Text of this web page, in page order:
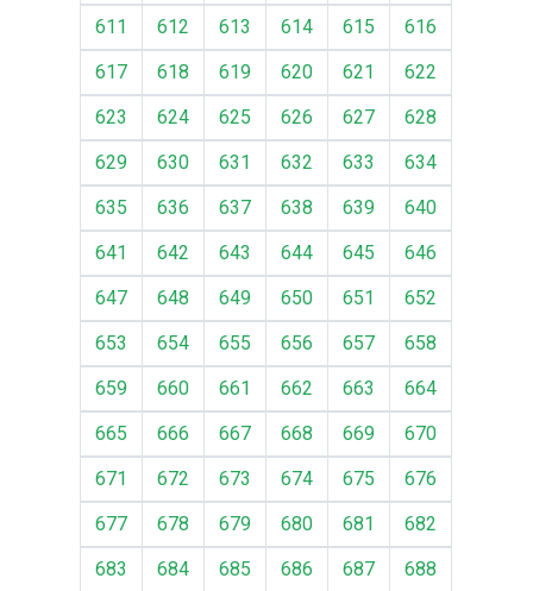
611
612 613 614 615
616
617
618 619 620 621
622
623
624 625 626 627
628
629
630 631 632 633
634
635
636 637 638 639
640
641
642 643 644 645
646
647
648 649 650 651
652
653
654 655 656 657
658
659
660 661 662 663
664
665
666 667 668 669
670
671
672 673 674 675
676
677
678 679 680 681
682
683
684 685 686 687
688